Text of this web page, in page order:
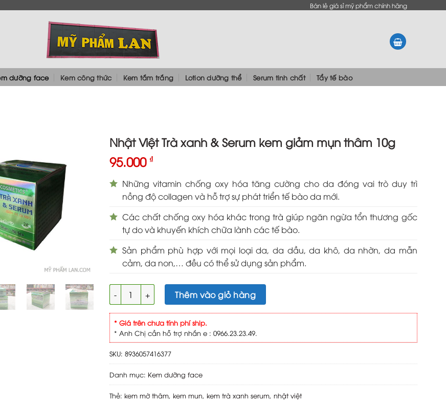
Bán lẻ giá sỉ mỹ phẩm chính hãng
dưỡng face Kem công thức Kem tắm trắng Lotion dưỡng thể Serum tinh chất Tẩy tế bào
Nhật Việt Trà xanh & Serum kem giảm mụn thâm 10g
95.000 ₫
Những vitamin chống oxy hóa tăng cường cho da đóng vai trò duy trì
nồng độ collagen và hỗ trợ sự phát triển tế bào da mới.
Các chất chống oxy hóa khác trong trà giúp ngăn ngừa tổn thương gốc
tự do và khuyến khích chữa lành các tế bào.
Sản phẩm phù hợp với mọi loại da, da dầu, da khô, da nhờn, da mẫn
cảm, da non,… đều có thể sử dụng sản phẩm.
Nhật Việt Trà xanh & Serum kem giảm mụn thâm 10g số lượng
Thêm vào giỏ hàng
* Giá trên chưa tính phí ship.
* Anh Chị cần hỗ trợ nhắn e : 0966.23.23.49.
SKU: 8936057416377
Danh mục: Kem dưỡng face
Thẻ: kem mờ thâm, kem mun, kem trà xanh serum, nhật việt